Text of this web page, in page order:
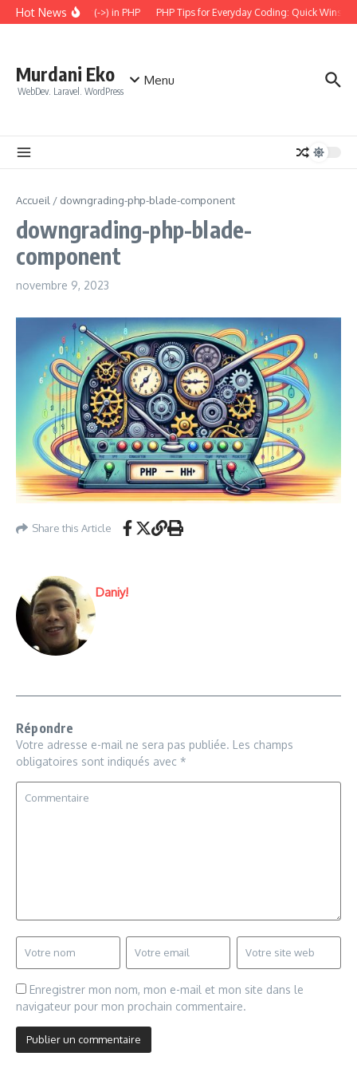
Aller au contenu
Hot News
the Arrow Operator (->) in PHP PHP Tips for Everyday Coding: Quick Wins for
Murdani Eko
WebDev. Laravel. WordPress
Menu
Accueil / downgrading-php-blade-component
downgrading-php-blade-
component
novembre 9, 2023
Share this Article
Daniy!
Répondre
Votre adresse e-mail ne sera pas publiée. Les champs
obligatoires sont indiqués avec *
Enregistrer mon nom, mon e-mail et mon site dans le
navigateur pour mon prochain commentaire.